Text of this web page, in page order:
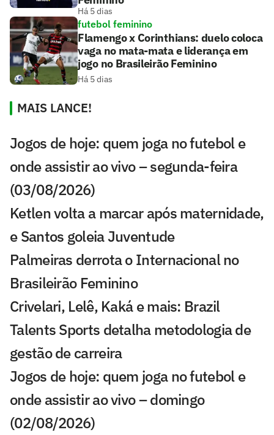
Há 5 dias
futebol feminino
Flamengo x Corinthians: duelo coloca
vaga no mata-mata e liderança em
jogo no Brasileirão Feminino
Há 5 dias
MAIS LANCE!
Jogos de hoje: quem joga no futebol e
onde assistir ao vivo – segunda-feira
(03/08/2026)
Ketlen volta a marcar após maternidade,
e Santos goleia Juventude
Palmeiras derrota o Internacional no
Brasileirão Feminino
Crivelari, Lelê, Kaká e mais: Brazil
Talents Sports detalha metodologia de
gestão de carreira
Jogos de hoje: quem joga no futebol e
onde assistir ao vivo – domingo
(02/08/2026)